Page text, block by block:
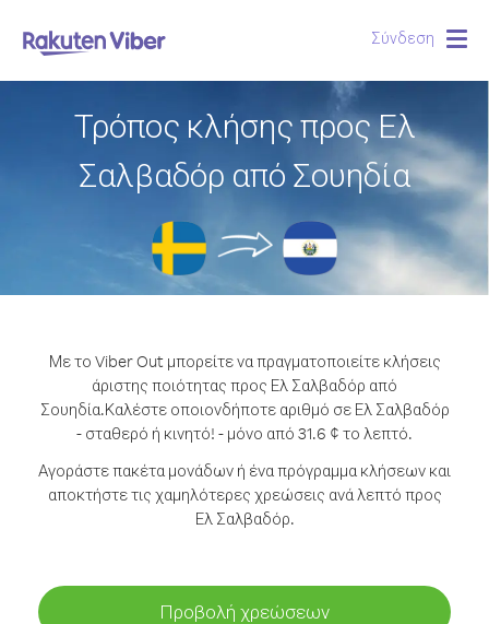
Σύνδεση
Τρόπος κλήσης προς Ελ
Σαλβαδόρ από Σουηδία
Με το Viber Out μπορείτε να πραγματοποιείτε κλήσεις
άριστης ποιότητας προς Ελ Σαλβαδόρ από
Σουηδία.Καλέστε οποιονδήποτε αριθμό σε Ελ Σαλβαδόρ
- σταθερό ή κινητό! - μόνο από 31.6 ¢ το λεπτό.
Αγοράστε πακέτα μονάδων ή ένα πρόγραμμα κλήσεων και
αποκτήστε τις χαμηλότερες χρεώσεις ανά λεπτό προς
Ελ Σαλβαδόρ.
Προβολή χρεώσεων